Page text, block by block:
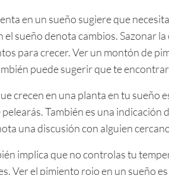
en un sueño sugiere que
el sueño denota cambios. Sazonar
para crecer. Ver un montón de
puede sugerir que te
crecen en una planta en tu sueño
También es una indicación
una discusión con alguien
implica que no controlas tu
Ver el pimiento rojo en un sueño